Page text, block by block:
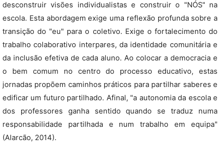
desconstruir visões individualistas e construir o "NÓS" na
escola. Esta abordagem exige uma reflexão profunda sobre a
transição do "eu" para o coletivo. Exige o fortalecimento do
trabalho colaborativo interpares, da identidade comunitária e
da inclusão efetiva de cada aluno. Ao colocar a democracia e
o bem comum no centro do processo educativo, estas
jornadas propõem caminhos práticos para partilhar saberes e
edificar um futuro partilhado. Afinal, "a autonomia da escola e
dos professores ganha sentido quando se traduz numa
responsabilidade partilhada e num trabalho em equipa"
(Alarcão, 2014).